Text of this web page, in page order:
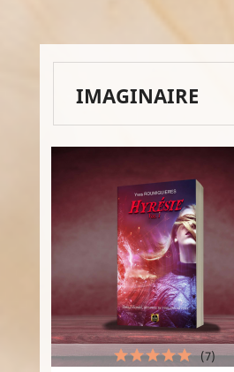
IMAGINAIRE
(7)